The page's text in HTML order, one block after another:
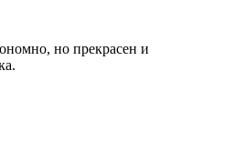
но прекрасен и